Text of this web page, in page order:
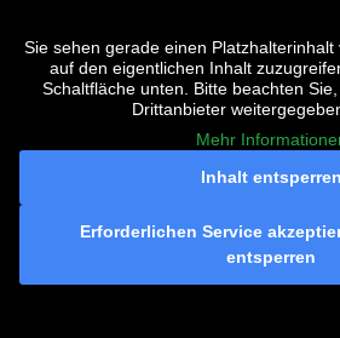
Sie sehen gerade einen Platzhalterinhalt
auf den eigentlichen Inhalt
Schaltfläche unten. Bitte beachten
Drittanbieter
Mehr
Inhalt entsperren
Erforderlichen Service
entsperren